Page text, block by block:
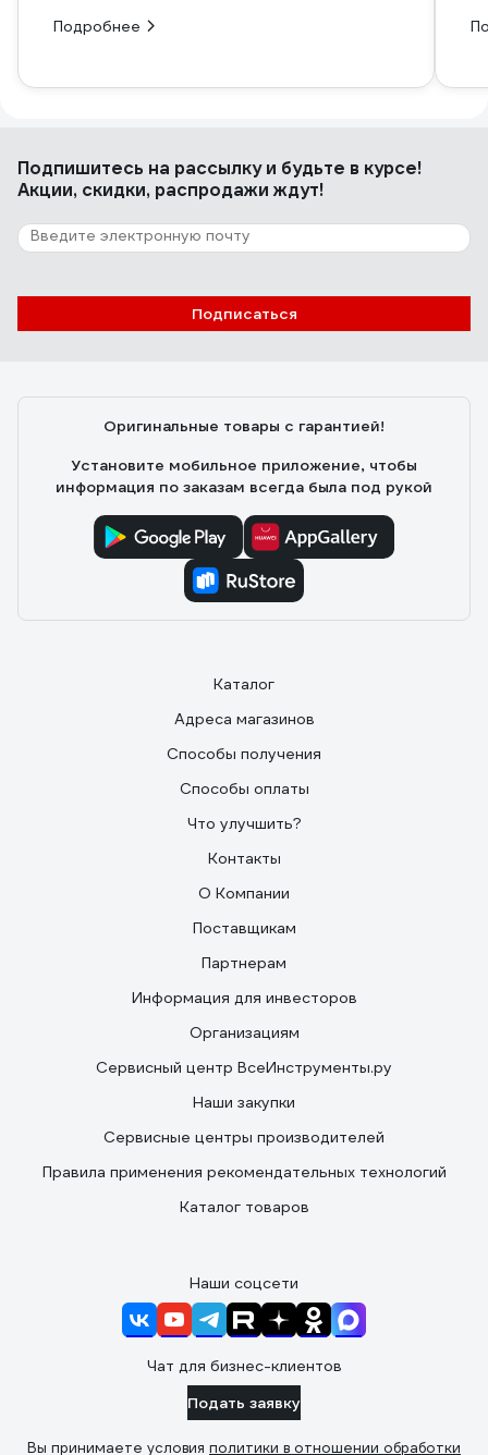
Подробнее
Подпишитесь на рассылкуи будьте в курсе!
Акции, скидки, распродажи ждут!
Подписаться
Оригинальные товары с гарантией!
Установите мобильное приложение, чтобы
информация по заказам всегда была под рукой
Каталог
Адреса магазинов
Способы получения
Способы оплаты
Что улучшить?
Контакты
О Компании
Поставщикам
Партнерам
Информация для инвесторов
Организациям
Сервисный центр ВсеИнструменты.ру
Наши закупки
Сервисные центры производителей
Правила применения рекомендательных технологий
Каталог товаров
Наши соцсети
Чат для бизнес-клиентов
Подать заявку
Вы принимаете условия политики в отношении обработки